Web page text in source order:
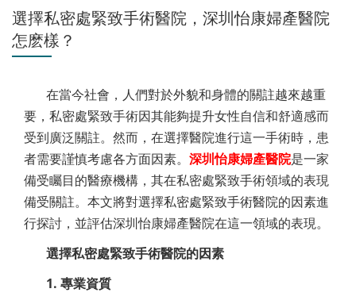
選擇私密處緊致手術醫院，深圳怡康婦產醫院
怎麽樣？
在當今社會，人們對於外貌和身體的關註越來越重
要，私密處緊致手術因其能夠提升女性自信和舒適感而
受到廣泛關註。然而，在選擇醫院進行這一手術時，患
者需要謹慎考慮各方面因素。 深圳怡康婦產醫院是一家
備受矚目的醫療機構，其在私密處緊致手術領域的表現
備受關註。本文將對選擇私密處緊致手術醫院的因素進
行探討，並評估深圳怡康婦產醫院在這一領域的表現。
選擇私密處緊致手術醫院的因素
1. 專業資質